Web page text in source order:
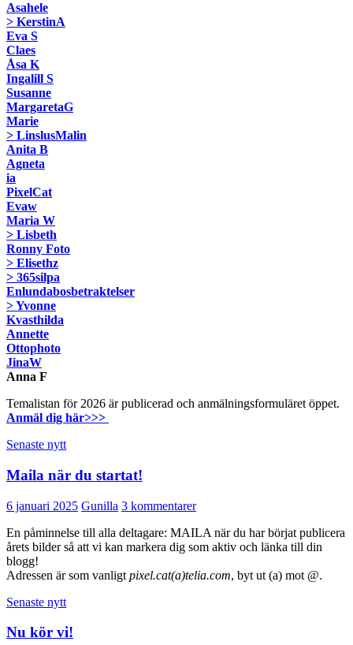
Asahele
> KerstinA
Eva S
Claes
Åsa K
Ingalill S
Susanne
MargaretaG
Marie
> LinslusMalin
Anita B
Agneta
ia
PixelCat
Evaw
Maria W
> Lisbeth
Ronny Foto
> Elisethz
> 365silpa
Enlundabosbetraktelser
> Yvonne
Kvasthilda
Annette
Ottophoto
JinaW
Anna F
Temalistan för 2026 är publicerad och anmälningsformuläret öppet.
Anmäl dig här>>>
Senaste nytt
Maila när du startat!
6 januari 2025 Gunilla 3 kommentarer
En påminnelse till alla deltagare: MAILA när du har börjat publicera
årets bilder så att vi kan markera dig som aktiv och länka till din
blogg!
Adressen är som vanligt pixel.cat(a)telia.com, byt ut (a) mot @.
Senaste nytt
Nu kör vi!